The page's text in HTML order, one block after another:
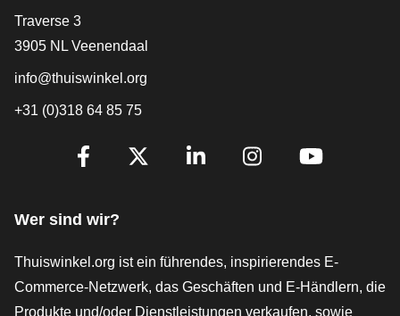
[_General:Contact]
Traverse 3
3905 NL Veenendaal
info@thuiswinkel.org
+31 (0)318 64 85 75
[_General:SocialMediaTitle]
Wer sind wir?
Thuiswinkel.org ist ein führendes, inspirierendes E-
Commerce-Netzwerk, das Geschäften und E-Händlern, die
Produkte und/oder Dienstleistungen verkaufen, sowie